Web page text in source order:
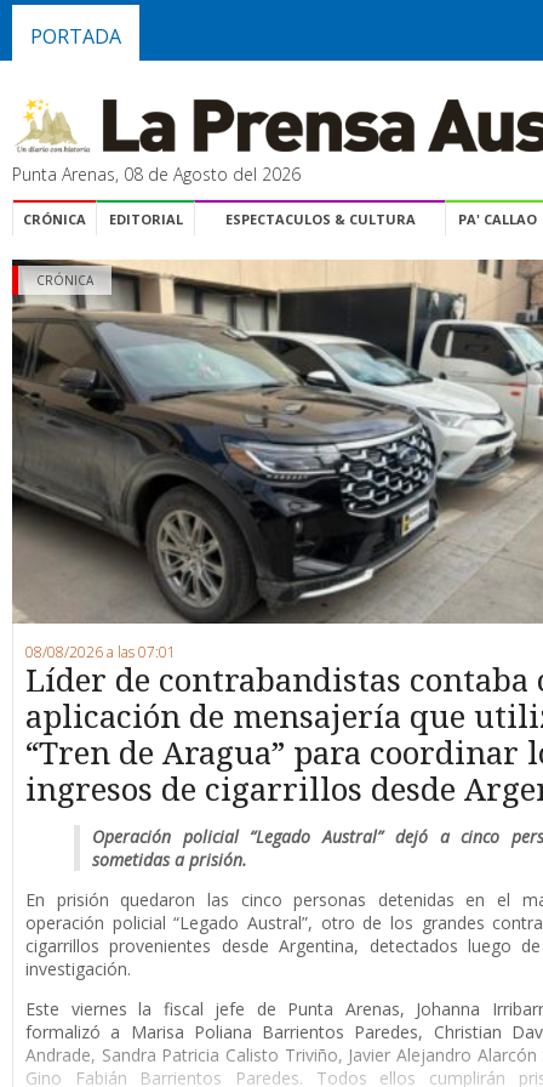
PORTADA
Punta Arenas, 08 de Agosto del 2026
CRÓNICA EDITORIAL ESPECTACULOS & CULTURA PA' CALLAO
CRÓNICA
08/08/2026 a las 07:01
Líder de contrabandistas contaba
aplicación de mensajería que
“Tren de Aragua” para coordinar
ingresos de cigarrillos desde
Operación policial “Legado Austral” dejó a cinco
sometidas a prisión.
En prisión quedaron las cinco personas detenidas en el
operación policial “Legado Austral”, otro de los grandes
cigarrillos provenientes desde Argentina, detectados luego
investigación.
Este viernes la fiscal jefe de Punta Arenas, Johanna
formalizó a Marisa Poliana Barrientos Paredes, Christian
Andrade, Sandra Patricia Calisto Triviño, Javier Alejandro Alarcón
Gino Fabián Barrientos Paredes. Todos ellos cumplirán